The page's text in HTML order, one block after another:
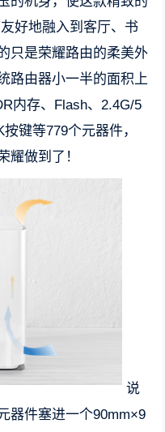
好地融入到客厅、书
只是荣耀路由的柔美外
路由器小一半的面积上
内存、Flash、2.4G/5
键等779个元器件，
耀做到了！
说
器件塞进一个90mm×9